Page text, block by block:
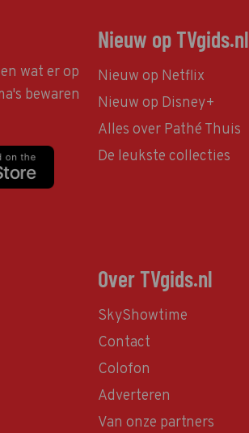
wat er op
bewaren
Nieuw op TVgids.nl
Nieuw op Netflix
Nieuw op Disney+
Alles over Pathé Thuis
De leukste collecties
Over TVgids.nl
SkyShowtime
Contact
Colofon
Adverteren
Van onze partners